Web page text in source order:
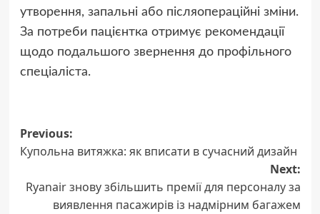
утворення, запальні або післяопераційні зміни.
За потреби пацієнтка отримує рекомендації
щодо подальшого звернення до профільного
спеціаліста.
Post
navigation
Previous:
Купольна витяжка: як вписати в сучасний дизайн
Next:
Ryanair знову збільшить премії для персоналу за
виявлення пасажирів із надмірним багажем